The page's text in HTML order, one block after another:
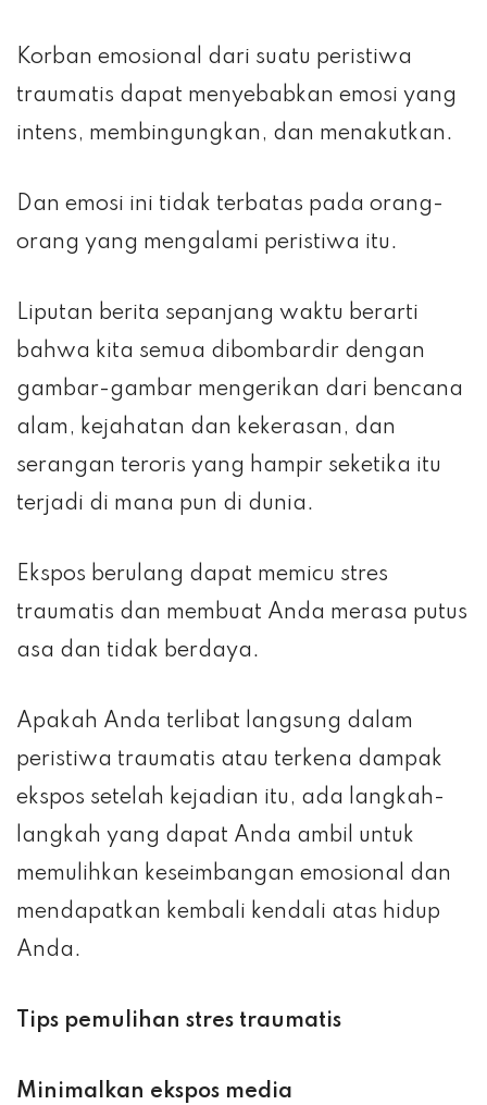
Korban emosional dari suatu peristiwa
traumatis dapat menyebabkan emosi yang
intens, membingungkan, dan menakutkan.
Dan emosi ini tidak terbatas pada orang-
orang yang mengalami peristiwa itu.
Liputan berita sepanjang waktu berarti
bahwa kita semua dibombardir dengan
gambar-gambar mengerikan dari bencana
alam, kejahatan dan kekerasan, dan
serangan teroris yang hampir seketika itu
terjadi di mana pun di dunia.
Ekspos berulang dapat memicu stres
traumatis dan membuat Anda merasa putus
asa dan tidak berdaya.
Apakah Anda terlibat langsung dalam
peristiwa traumatis atau terkena dampak
ekspos setelah kejadian itu, ada langkah-
langkah yang dapat Anda ambil untuk
memulihkan keseimbangan emosional dan
mendapatkan kembali kendali atas hidup
Anda.
Tips pemulihan stres traumatis
Minimalkan ekspos media